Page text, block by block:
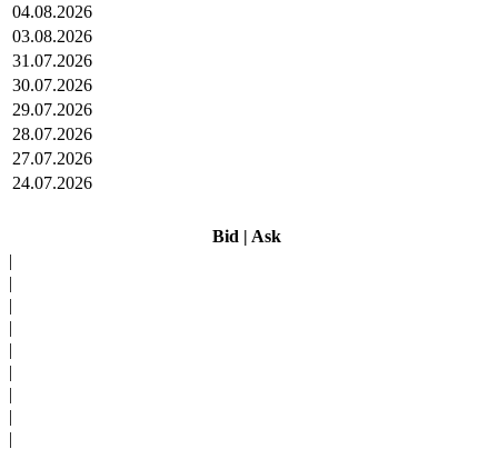
04.08.2026
03.08.2026
31.07.2026
30.07.2026
29.07.2026
28.07.2026
27.07.2026
24.07.2026
Bid | Ask
|
|
|
|
|
|
|
|
|